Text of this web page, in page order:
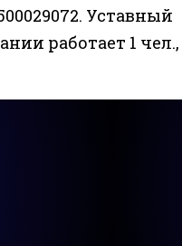
Уставный
работает 1 чел.,